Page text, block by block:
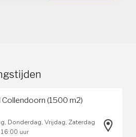
Collendoorn (1500 m2)
Donderdag, Vrijdag, Zaterdag
uur